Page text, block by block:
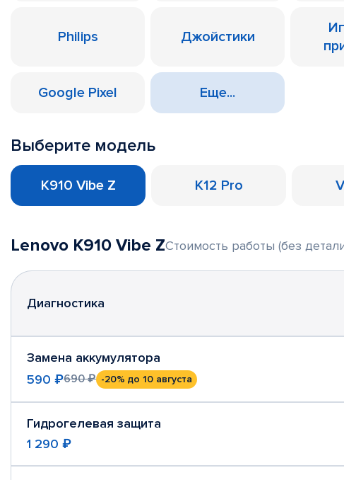
Philips Джойстики
Google Pixel Еще...
Выберите модель
K910 Vibe Z K12 Pro
Lenovo K910 Vibe ZСтоимость работы (без
Диагностика
Замена аккумулятора
590 ₽690 ₽ -20% до 10 августа
Гидрогелевая защита
1 290 ₽